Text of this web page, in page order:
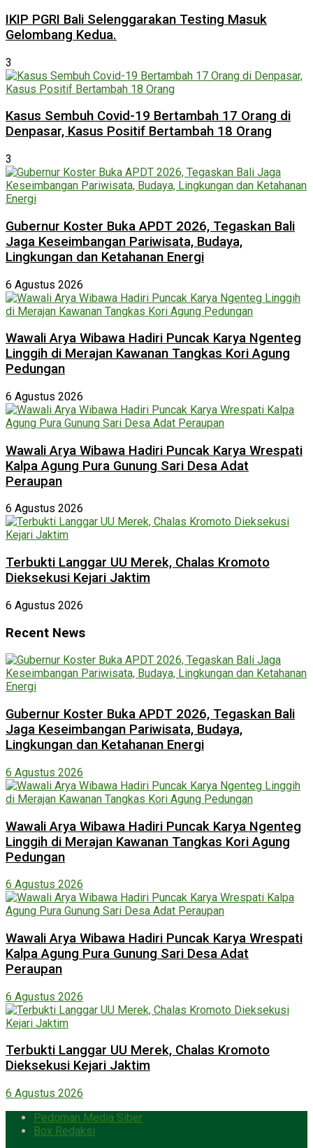
IKIP PGRI Bali Selenggarakan Testing Masuk
Gelombang Kedua.
3
Kasus Sembuh Covid-19 Bertambah 17 Orang di
Denpasar, Kasus Positif Bertambah 18 Orang
3
Gubernur Koster Buka APDT 2026, Tegaskan Bali
Jaga Keseimbangan Pariwisata, Budaya,
Lingkungan dan Ketahanan Energi
6 Agustus 2026
Wawali Arya Wibawa Hadiri Puncak Karya Ngenteg
Linggih di Merajan Kawanan Tangkas Kori Agung
Pedungan
6 Agustus 2026
Wawali Arya Wibawa Hadiri Puncak Karya Wrespati
Kalpa Agung Pura Gunung Sari Desa Adat
Peraupan
6 Agustus 2026
Terbukti Langgar UU Merek, Chalas Kromoto
Dieksekusi Kejari Jaktim
6 Agustus 2026
Recent News
Gubernur Koster Buka APDT 2026, Tegaskan Bali
Jaga Keseimbangan Pariwisata, Budaya,
Lingkungan dan Ketahanan Energi
6 Agustus 2026
Wawali Arya Wibawa Hadiri Puncak Karya Ngenteg
Linggih di Merajan Kawanan Tangkas Kori Agung
Pedungan
6 Agustus 2026
Wawali Arya Wibawa Hadiri Puncak Karya Wrespati
Kalpa Agung Pura Gunung Sari Desa Adat
Peraupan
6 Agustus 2026
Terbukti Langgar UU Merek, Chalas Kromoto
Dieksekusi Kejari Jaktim
6 Agustus 2026
Pedoman Media Siber
Box Redaksi